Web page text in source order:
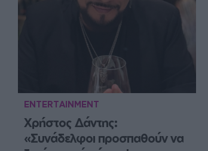
ENTERTAINMENT
Χρήστος Δάντης:
«Συνάδελφοι προσπαθούν να